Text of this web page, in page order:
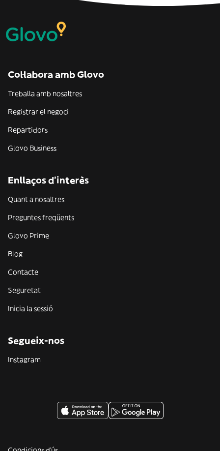
Col·labora amb Glovo
Treballa amb nosaltres
Registrar el negoci
Repartidors
Glovo Business
Enllaços d'interès
Quant a nosaltres
Preguntes freqüents
Glovo Prime
Blog
Contacte
Seguretat
Inicia la sessió
Segueix-nos
Instagram